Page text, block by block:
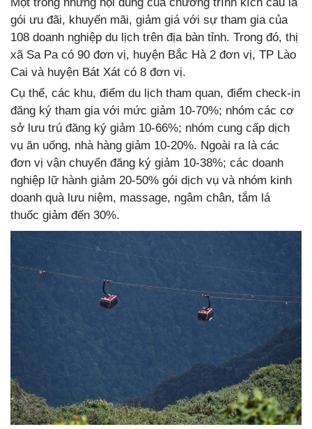
gói ưu đãi, khuyến mãi, giảm giá với sự tham gia của
108 doanh nghiệp du lịch trên địa bàn tỉnh. Trong đó, thị
xã Sa Pa có 90 đơn vị, huyện Bắc Hà 2 đơn vị, TP Lào
Cai và huyện Bát Xát có 8 đơn vị.
Cụ thể, các khu, điểm du lịch tham quan, điểm check-in
đăng ký tham gia với mức giảm 10-70%; nhóm các cơ
sở lưu trú đăng ký giảm 10-66%; nhóm cung cấp dịch
vụ ăn uống, nhà hàng giảm 10-20%. Ngoài ra là các
đơn vị vận chuyển đăng ký giảm 10-38%; các doanh
nghiệp lữ hành giảm 20-50% gói dịch vụ và nhóm kinh
doanh quà lưu niệm, massage, ngâm chân, tắm lá
thuốc giảm đến 30%.